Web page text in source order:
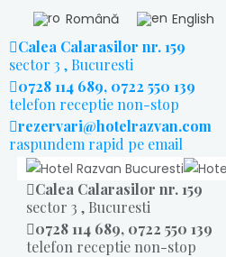
Română English
Calea Calarasilor nr. 159
sector 3 , Bucuresti
0728 114 689, 0722 550 139
telefon receptie non-stop
rezervari@hotelrazvan.com
raspundem rapid pe email
Calea Calarasilor nr. 159
sector 3 , Bucuresti
0728 114 689, 0722 550 139
telefon receptie non-stop